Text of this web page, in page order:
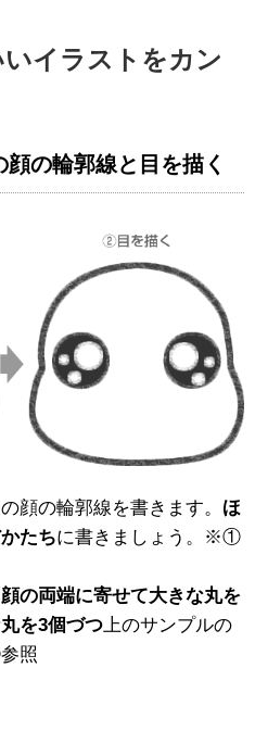
イラストをカン
の輪郭線と目を描く
顔の輪郭線を書きます。 ほ
たちに書きましょう。※①
顔の両端に寄せて大きな丸を
を3個づつ上のサンプルの
照